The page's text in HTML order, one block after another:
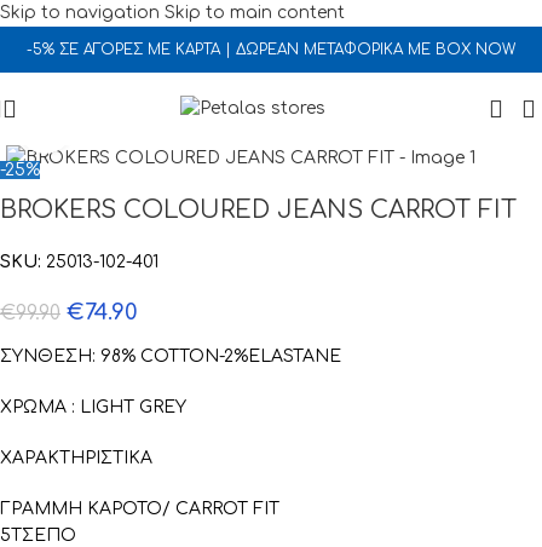
Skip to navigation Skip to main content
-5% ΣΕ ΑΓΟΡΕΣ ΜΕ ΚΑΡΤΑ | ΔΩΡΕΑΝ ΜΕΤΑΦΟΡΙΚΑ ΜΕ BOX NOW
-25%
BROKERS COLOURED JEANS CARROT FIT
SKU: 25013-102-401
€99.90 €74.90
ΣΥΝΘΕΣΗ: 98% COTTON-2%ELASTANE
ΧΡΩΜΑ : LIGHT GREY
ΧΑΡΑΚΤΗΡΙΣΤΙΚΑ
ΓΡΑΜΜΗ ΚΑΡΟΤΟ/ CARROT FIT
5ΤΣΕΠΟ